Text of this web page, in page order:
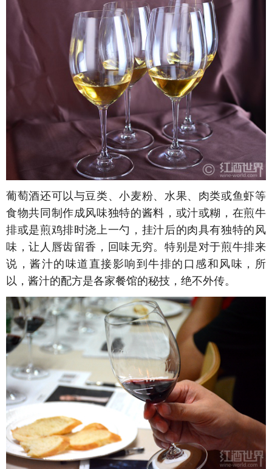
葡萄酒还可以与豆类、小麦粉、水果、肉类或鱼虾等
食物共同制作成风味独特的酱料，或汁或糊，在煎牛
排或是煎鸡排时浇上一勺，挂汁后的肉具有独特的风
味，让人唇齿留香，回味无穷。特别是对于煎牛排来
说，酱汁的味道直接影响到牛排的口感和风味，所
以，酱汁的配方是各家餐馆的秘技，绝不外传。